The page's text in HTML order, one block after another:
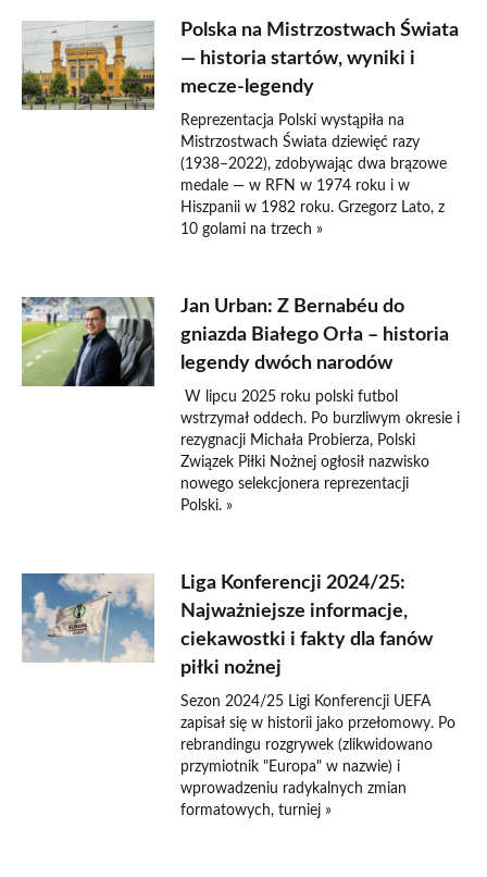
Polska na Mistrzostwach Świata
— historia startów, wyniki i
mecze-legendy
Reprezentacja Polski wystąpiła na
Mistrzostwach Świata dziewięć razy
(1938–2022), zdobywając dwa brązowe
medale — w RFN w 1974 roku i w
Hiszpanii w 1982 roku. Grzegorz Lato, z
10 golami na trzech »
Jan Urban: Z Bernabéu do
gniazda Białego Orła – historia
legendy dwóch narodów
W lipcu 2025 roku polski futbol
wstrzymał oddech. Po burzliwym okresie i
rezygnacji Michała Probierza, Polski
Związek Piłki Nożnej ogłosił nazwisko
nowego selekcjonera reprezentacji
Polski. »
Liga Konferencji 2024/25:
Najważniejsze informacje,
ciekawostki i fakty dla fanów
piłki nożnej
Sezon 2024/25 Ligi Konferencji UEFA
zapisał się w historii jako przełomowy. Po
rebrandingu rozgrywek (zlikwidowano
przymiotnik "Europa" w nazwie) i
wprowadzeniu radykalnych zmian
formatowych, turniej »